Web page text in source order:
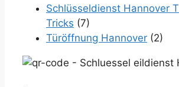
Schlüsseldienst Hannover
Tricks (7)
Türöffnung Hannover (2)